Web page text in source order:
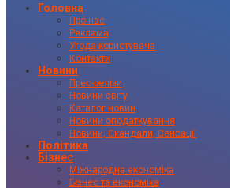
Головна
Про нас
Реклама
Угода користувача
Контакти
Новини
Прес-релізи
Новини світу
Каталог новин
Новини оподаткування
Новини, Скандали, Сенсації
Політика
Бізнес
Міжнародна економіка
Бізнес та економіка